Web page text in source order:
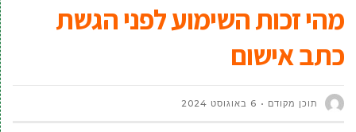
מהי זכות השימוע לפני הגשת
כתב אישום
תוכן מקודם 6 באוגוסט 2024